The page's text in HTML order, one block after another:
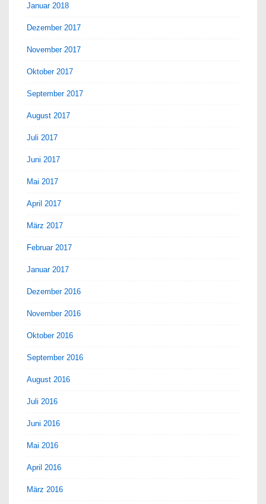
Januar 2018
Dezember 2017
November 2017
Oktober 2017
September 2017
August 2017
Juli 2017
Juni 2017
Mai 2017
April 2017
März 2017
Februar 2017
Januar 2017
Dezember 2016
November 2016
Oktober 2016
September 2016
August 2016
Juli 2016
Juni 2016
Mai 2016
April 2016
März 2016